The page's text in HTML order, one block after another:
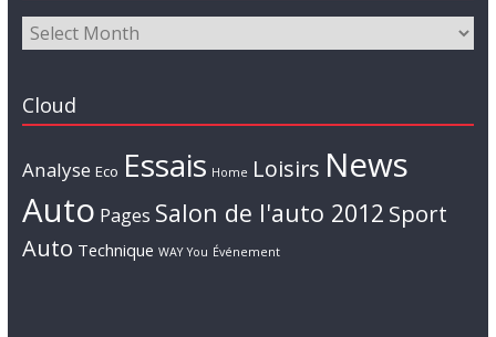
Cloud
Analyse Eco Essais Home Loisirs News
Auto Pages Salon de l'auto 2012 Sport
Auto Technique WAY You Événement